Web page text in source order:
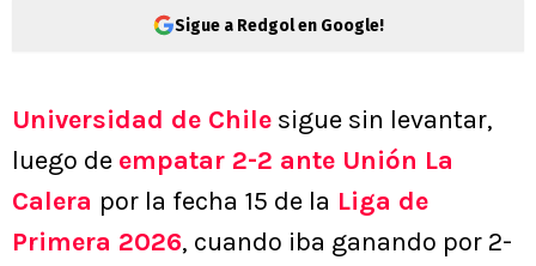
Sigue a Redgol en Google!
Universidad de Chile sigue sin levantar,
luego de empatar 2-2 ante Unión La
Calera por la fecha 15 de la Liga de
Primera 2026, cuando iba ganando por 2-